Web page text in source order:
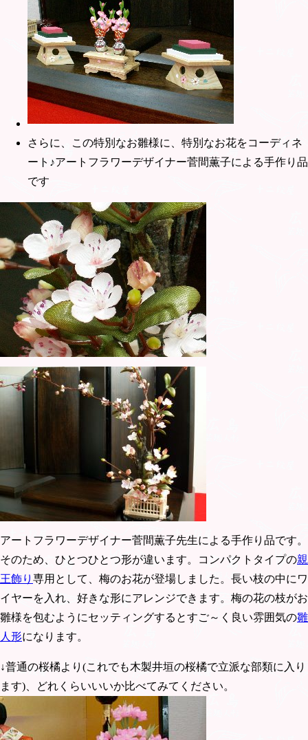
さらに、この特別なお雛様に、特別なお花をコーディネ
ート♪アートフラワーデザイナー菅間薫子による手作り品
です
アートフラワーデザイナー菅間薫子先生による手作り品です。
そのため、ひとつひとつ形が違います。コンパクトタイプの親
王飾り 専用として、梅のお花が登場しました。長い枝の中にワ
イヤーを入れ、好きな形にアレンジできます。梅の花の枝がお
雛様を包むようにセッティングするとすご～く良い雰囲気の雛
人形になります。
↓普通の桜橘より(これでも木製井垣の桜橘で立派な部類に入り
ます)、どれくらいいいか比べてみてください。